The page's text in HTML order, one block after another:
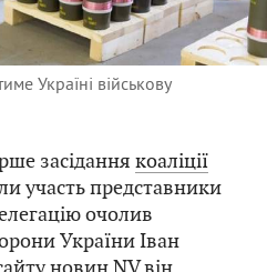
Україні військову
засідання коаліції
участь представники
очолив
України Іван